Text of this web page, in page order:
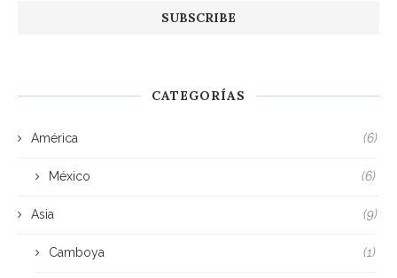
CATEGORÍAS
América (6)
México (6)
Asia (9)
Camboya (1)